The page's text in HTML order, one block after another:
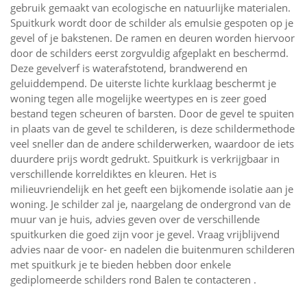
gebruik gemaakt van ecologische en natuurlijke materialen.
Spuitkurk wordt door de schilder als emulsie gespoten op je
gevel of je bakstenen. De ramen en deuren worden hiervoor
door de schilders eerst zorgvuldig afgeplakt en beschermd.
Deze gevelverf is waterafstotend, brandwerend en
geluiddempend. De uiterste lichte kurklaag beschermt je
woning tegen alle mogelijke weertypes en is zeer goed
bestand tegen scheuren of barsten. Door de gevel te spuiten
in plaats van de gevel te schilderen, is deze schildermethode
veel sneller dan de andere schilderwerken, waardoor de iets
duurdere prijs wordt gedrukt. Spuitkurk is verkrijgbaar in
verschillende korreldiktes en kleuren. Het is
milieuvriendelijk en het geeft een bijkomende isolatie aan je
woning. Je schilder zal je, naargelang de ondergrond van de
muur van je huis, advies geven over de verschillende
spuitkurken die goed zijn voor je gevel. Vraag vrijblijvend
advies naar de voor- en nadelen die buitenmuren schilderen
met spuitkurk je te bieden hebben door enkele
gediplomeerde schilders rond Balen te contacteren .